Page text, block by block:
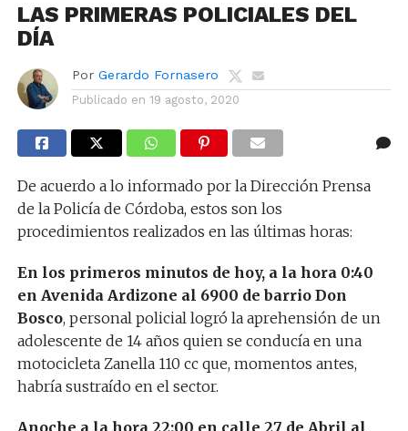
LAS PRIMERAS POLICIALES DEL
DÍA
Por Gerardo Fornasero
Publicado en 19 agosto, 2020
De acuerdo a lo informado por la Dirección Prensa
de la Policía de Córdoba, estos son los
procedimientos realizados en las últimas horas:
En los primeros minutos de hoy, a la hora 0:40
en Avenida Ardizone al 6900 de barrio Don
Bosco, personal policial logró la aprehensión de un
adolescente de 14 años quien se conducía en una
motocicleta Zanella 110 cc que, momentos antes,
habría sustraído en el sector.
Anoche a la hora 22:00 en calle 27 de Abril al